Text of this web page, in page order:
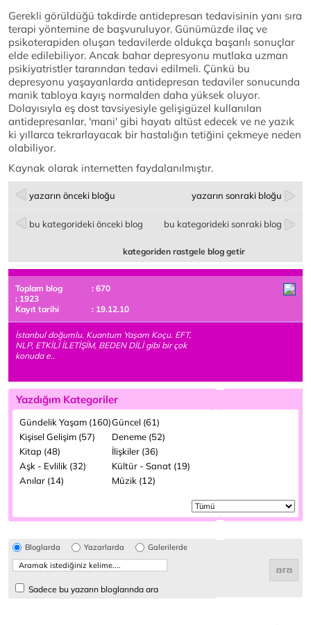
Gerekli görüldüğü takdirde antidepresan tedavisinin yanı sıra
terapi yöntemine de başvuruluyor. Günümüzde ilaç ve
psikoterapiden oluşan tedavilerde oldukça başarılı sonuçlar
elde edilebiliyor. Ancak bahar depresyonu mutlaka uzman
psikiyatristler tararından tedavi edilmeli. Çünkü bu
depresyonu yaşayanlarda antidepresan tedaviler sonucunda
manik tabloya kayış normalden daha yüksek oluyor.
Dolayısıyla eş dost tavsiyesiyle gelişigüzel kullanılan
antidepresanlar, 'mani' gibi hayatı altüst edecek ve ne yazık
ki yıllarca tekrarlayacak bir hastalığın tetiğini çekmeye neden
olabiliyor.
Kaynak olarak internetten faydalanılmıştır.
yazarın önceki bloğu yazarın sonraki bloğu
bu kategorideki önceki blog bu kategorideki sonraki blog
kategoriden rastgele blog getir
Toplam blog
: 670
: 1923
Kayıt tarihi
: 19.12.10
İstanbul doğumlu. Kuantum Yaşam Koçu. EFT,
NLP, ETKİLİ İLETİŞİM, BEDEN DİLİ gibi bir çok
konuda e..
Yazdığım Kategoriler
Gündelik Yaşam (160)Güncel (61)
Kişisel Gelişim (57)
Deneme (52)
Kitap (48)
İlişkiler (36)
Aşk - Evlilik (32)
Kültür - Sanat (19)
Anılar (14)
Müzik (12)
Bloglarda Yazarlarda Galerilerde
Sadece bu yazarın bloglarında ara